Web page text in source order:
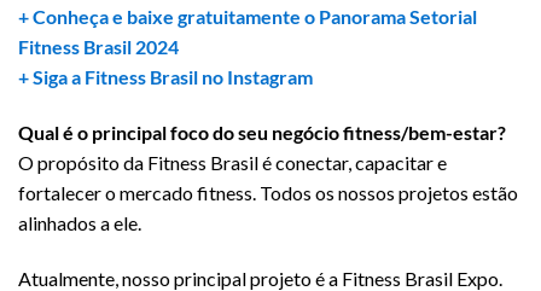
+ Conheça e baixe gratuitamente o Panorama Setorial
Fitness Brasil 2024
+ Siga a Fitness Brasil no Instagram
Qual é o principal foco do seu negócio fitness/bem-estar?
O propósito da Fitness Brasil é conectar, capacitar e
fortalecer o mercado fitness. Todos os nossos projetos estão
alinhados a ele.
Atualmente, nosso principal projeto é a Fitness Brasil Expo.